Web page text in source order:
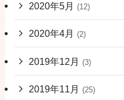
2020年5月 (12)
2020年4月 (2)
2019年12月 (3)
2019年11月 (25)